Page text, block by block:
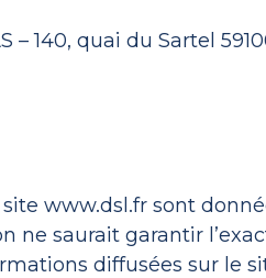
– 140, quai du Sartel
www.dsl.fr sont
ne saurait garantir
diffusées sur le